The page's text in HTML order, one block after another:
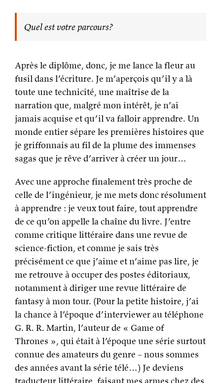
Quel est votre parcours?
Après le diplôme, donc, je me lance la fleur au
fusil dans l’écriture. Je m’aperçois qu’il y a là
toute une technicité, une maîtrise de la
narration que, malgré mon intérêt, je n’ai
jamais acquise et qu’il va falloir apprendre. Un
monde entier sépare les premières histoires que
je griffonnais au fil de la plume des immenses
sagas que je rêve d’arriver à créer un jour…
Avec une approche finalement très proche de
celle de l’ingénieur, je me mets donc résolument
à apprendre : je veux tout faire, tout apprendre
de ce qu’on appelle la chaîne du livre. J’entre
comme critique littéraire dans une revue de
science-fiction, et comme je sais très
précisément ce que j’aime et n’aime pas lire, je
me retrouve à occuper des postes éditoriaux,
notamment à diriger une revue littéraire de
fantasy à mon tour. (Pour la petite histoire, j’ai
la chance à l’époque d’interviewer au téléphone
G. R. R. Martin, l’auteur de « Game of
Thrones », qui était à l’époque une série surtout
connue des amateurs du genre – nous sommes
des années avant la série télé…) Je deviens